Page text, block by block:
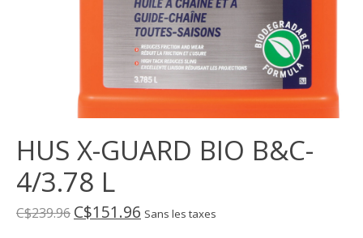
HUS X-GUARD BIO B&C-
4/3.78 L
C$239.96 C$151.96 Sans les taxes